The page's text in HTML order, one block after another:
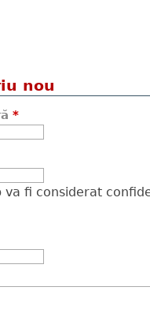
nou
*
va fi considerat